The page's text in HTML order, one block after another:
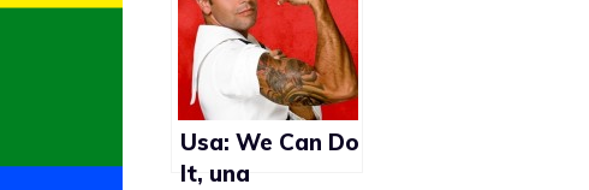
Usa: We Can Do
It, una